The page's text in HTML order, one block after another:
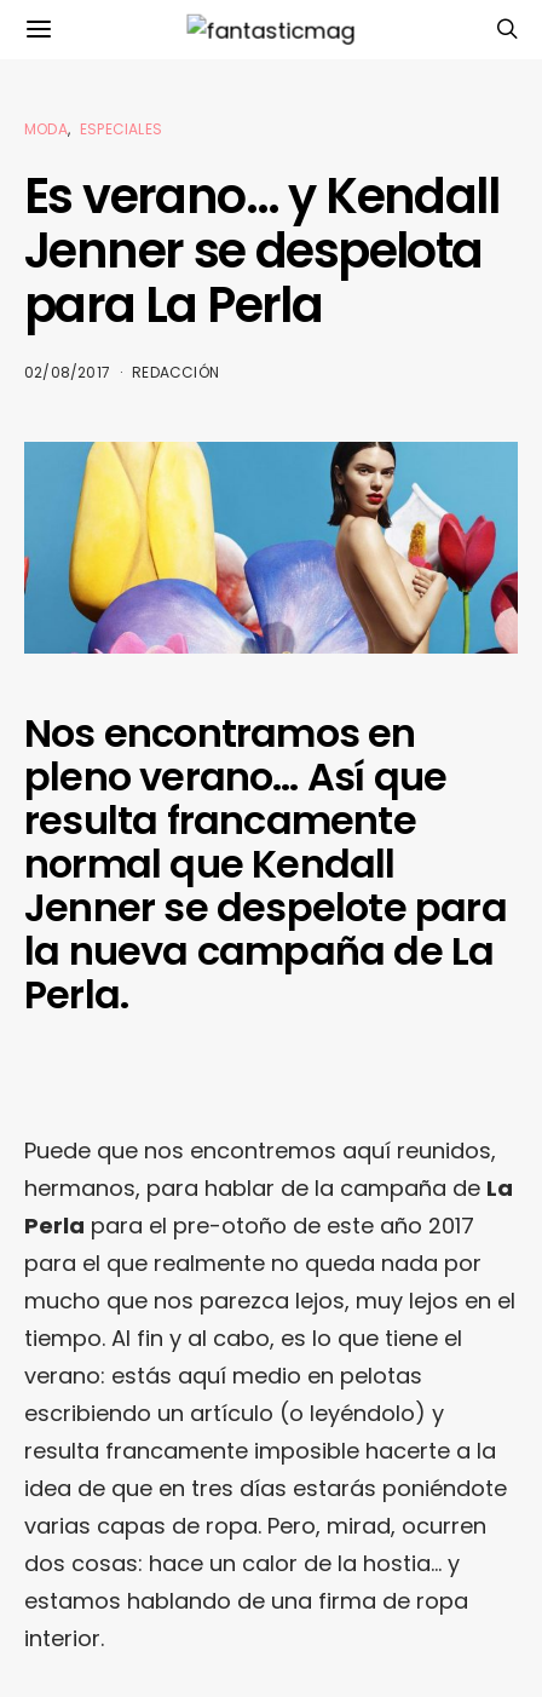
MODA ESPECIALES
Es verano… y Kendall
Jenner se despelota
para La Perla
02/08/2017 REDACCIÓN
Nos encontramos en
pleno verano… Así que
resulta francamente
normal que Kendall
Jenner se despelote para
la nueva campaña de La
Perla.
Puede que nos encontremos aquí reunidos,
hermanos, para hablar de la campaña de La
Perla para el pre-otoño de este año 2017
para el que realmente no queda nada por
mucho que nos parezca lejos, muy lejos en el
tiempo. Al fin y al cabo, es lo que tiene el
verano: estás aquí medio en pelotas
escribiendo un artículo (o leyéndolo) y
resulta francamente imposible hacerte a la
idea de que en tres días estarás poniéndote
varias capas de ropa. Pero, mirad, ocurren
dos cosas: hace un calor de la hostia… y
estamos hablando de una firma de ropa
interior.